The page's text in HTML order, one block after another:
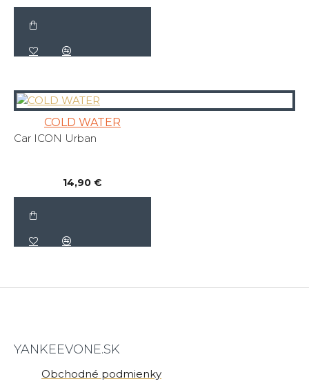
COLD WATER
Car ICON Urban
14,90 €
YANKEEVONE.SK
Obchodné podmienky